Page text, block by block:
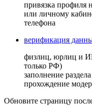
привязка профиля
или личному
телефона
верификация
физлиц, юрлиц и
только РФ)
заполнение
прохождение
Обновите страницу